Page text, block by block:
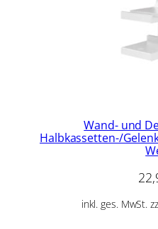
Wand- und
Halbkassetten-/
inkl. ges. MwSt.